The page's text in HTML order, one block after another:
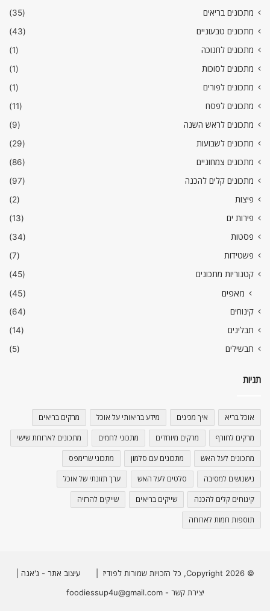
מתכונים בריאים
(35)
מתכונים טבעוניים
(43)
מתכונים לחנוכה
(1)
מתכונים לסוכות
(1)
מתכונים לפורים
(1)
מתכונים לפסח
(11)
מתכונים לראש השנה
(9)
מתכונים לשבועות
(29)
מתכונים צמחוניים
(86)
מתכונים קלים להכנה
(97)
פיצות
(2)
פירות ים
(13)
פסטות
(34)
פשטידות
(7)
קטגוריות מתכונים
(45)
מאפים (45)
קינוחים
(64)
תבלינים
(14)
תבשילים
(5)
תגיות
אוכל בריא איך מכינים מידע בריאותי על אוכל מרקים בריאים
מרקים לחורף מרקים מיוחדים מתכוני לחמים מתכונים לארוחת שישי
מתכונים לעל האש מתכונים עם סלמון מתכוני שרימפס
נישנושים למסיבה סלטים לעל האש ערך תזונתי של אוכל
קינוחים קלים להכנה שייקים בריאים שייקים להרזיה
תוספות חמות לארוחה
© Copyright 2026, כל הזכויות שמורות לפודיז | עיצוב אתר - ג'אנה
יצירת קשר - foodiessup4u@gmail.com